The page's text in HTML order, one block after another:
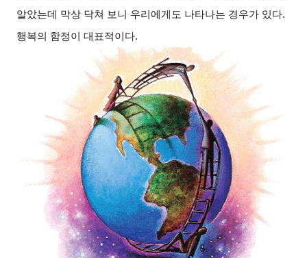
알았는데 막상 닥쳐 보니 우리에게도 나타나는 경우가 있다.
행복의 함정이 대표적이다.